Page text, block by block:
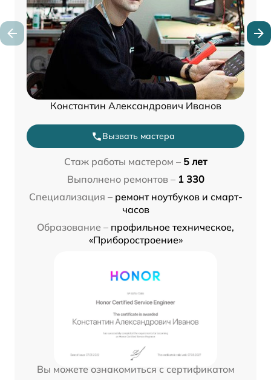
Константин Александрович Иванов
Вызвать мастера
Стаж работы мастером – 5 лет
Выполнено ремонтов – 1 330
Специализация – ремонт ноутбуков и смарт-
часов
Образование – профильное техническое,
«Приборостроение»
Вы можете ознакомиться с сертификатом